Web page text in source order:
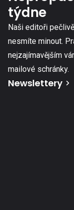
týdne
Naši editoři
nesmíte minout.
nejzajímavějším
mailové schránky.
Newslettery